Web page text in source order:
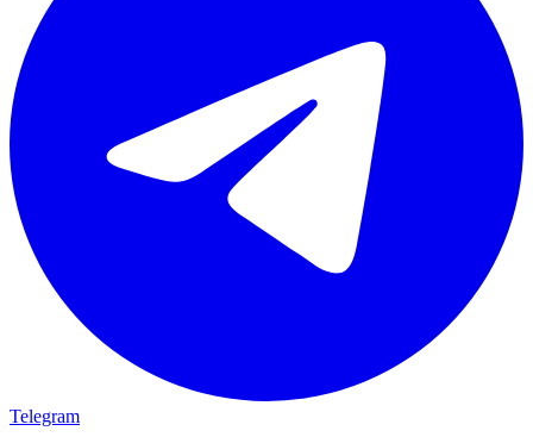
Telegram